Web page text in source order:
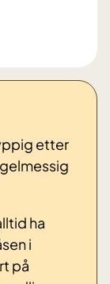
etter
ha
i
på